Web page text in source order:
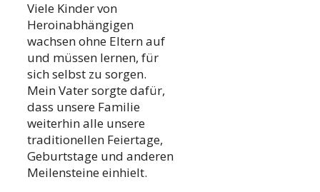
Viele Kinder von
Heroinabhängigen
wachsen ohne Eltern auf
und müssen lernen, für
sich selbst zu sorgen.
Mein Vater sorgte dafür,
dass unsere Familie
weiterhin alle unsere
traditionellen Feiertage,
Geburtstage und anderen
Meilensteine einhielt.